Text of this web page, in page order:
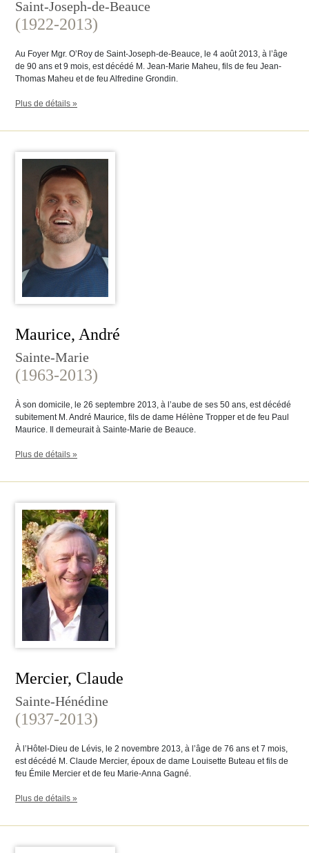
Saint-Joseph-de-Beauce
(1922-2013)
Au Foyer Mgr. O’Roy de Saint-Joseph-de-Beauce, le 4 août 2013, à l’âge
de 90 ans et 9 mois, est décédé M. Jean-Marie Maheu, fils de feu Jean-
Thomas Maheu et de feu Alfredine Grondin.
Plus de détails »
Maurice, André
Sainte-Marie
(1963-2013)
À son domicile, le 26 septembre 2013, à l’aube de ses 50 ans, est décédé
subitement M. André Maurice, fils de dame Hélène Tropper et de feu Paul
Maurice. Il demeurait à Sainte-Marie de Beauce.
Plus de détails »
Mercier, Claude
Sainte-Hénédine
(1937-2013)
À l’Hôtel-Dieu de Lévis, le 2 novembre 2013, à l’âge de 76 ans et 7 mois,
est décédé M. Claude Mercier, époux de dame Louisette Buteau et fils de
feu Émile Mercier et de feu Marie-Anna Gagné.
Plus de détails »